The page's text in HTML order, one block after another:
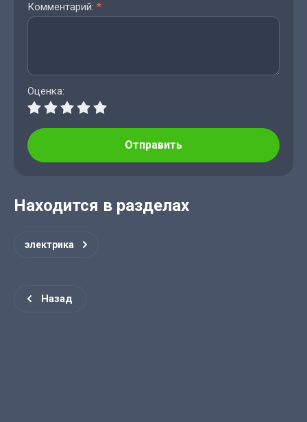
Комментарий: *
Оценка:
Отправить
Находится в разделах
электрика
Назад